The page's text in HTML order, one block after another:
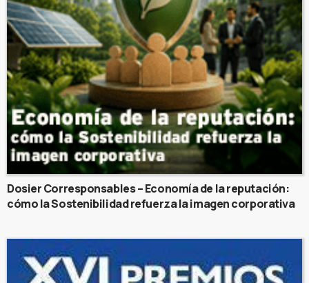
Dosier Corresponsables – Economía de la reputación:
cómo la Sostenibilidad refuerza la imagen corporativa